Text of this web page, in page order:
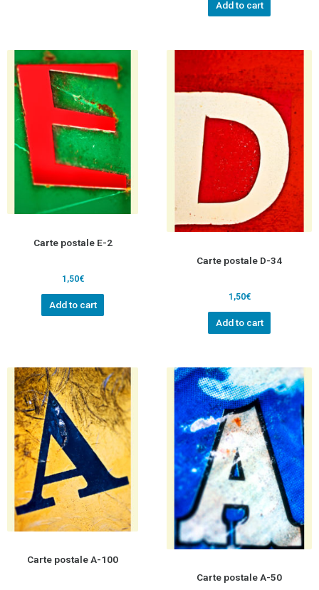
Add to cart
Carte postale E-2
1,50€
Add to cart
Carte postale D-34
1,50€
Add to cart
Carte postale A-100
Carte postale A-50